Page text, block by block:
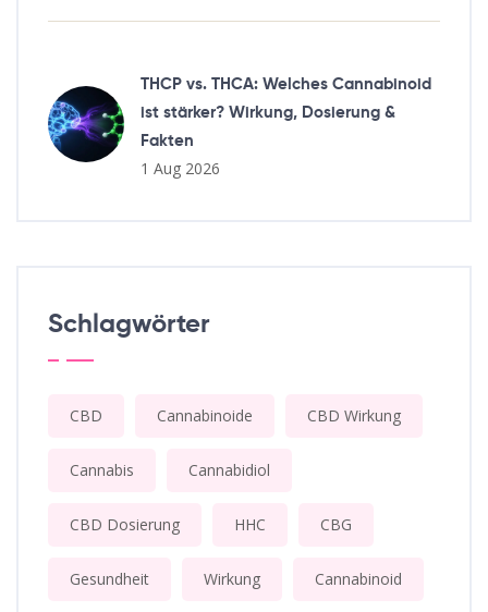
THCP vs. THCA: Welches Cannabinoid
ist stärker? Wirkung, Dosierung &
Fakten
1 Aug 2026
Schlagwörter
CBD Cannabinoide CBD Wirkung
Cannabis Cannabidiol
CBD Dosierung HHC CBG
Gesundheit Wirkung Cannabinoid